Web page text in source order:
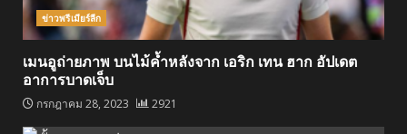
ข่าวพรีเมียร์ลีก
เมนอูถ่ายภาพ บนไม้ค้ำหลังจาก เอริก เทน ฮาก อัปเดต
อาการบาดเจ็บ
กรกฎาคม 28, 2023 2921